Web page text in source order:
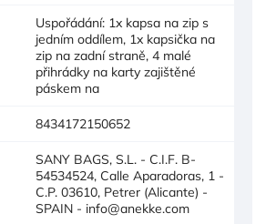
Uspořádání: 1x kapsa na zip s
jedním oddílem, 1x kapsička na
zip na zadní straně, 4 malé
přihrádky na karty zajištěné
páskem na
8434172150652
SANY BAGS, S.L. - C.I.F. B-
54534524, Calle Aparadoras, 1 -
C.P. 03610, Petrer (Alicante) -
SPAIN - info@anekke.com